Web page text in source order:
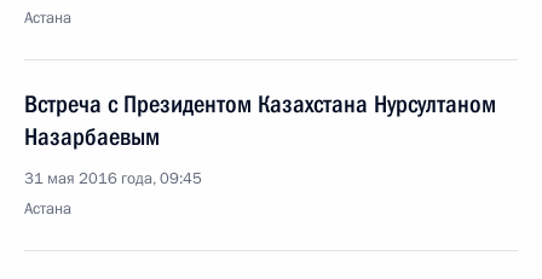
Астана
Встреча с Президентом Казахстана Нурсултаном
Назарбаевым
31 мая 2016 года, 09:45
Астана